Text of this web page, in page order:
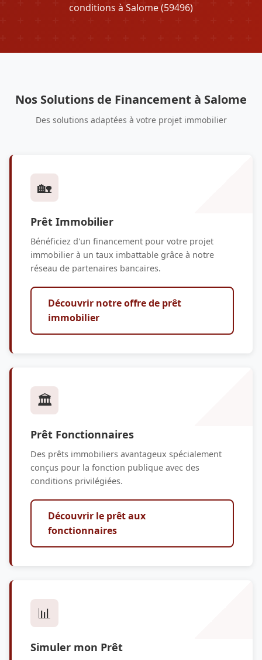
conditions à Salome (59496)
Nos Solutions de Financement à Salome
Des solutions adaptées à votre projet immobilier
🏡
Prêt Immobilier
Bénéficiez d'un financement pour votre projet
immobilier à un taux imbattable grâce à notre
réseau de partenaires bancaires.
Découvrir notre offre de prêt
immobilier
🏛️
Prêt Fonctionnaires
Des prêts immobiliers avantageux spécialement
conçus pour la fonction publique avec des
conditions privilégiées.
Découvrir le prêt aux
fonctionnaires
📊
Simuler mon Prêt